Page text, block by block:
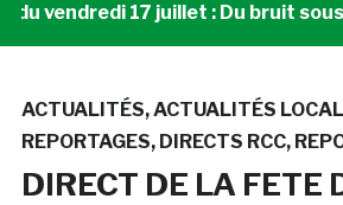
vendredi 17 juillet : Du bruit sous
ACTUALITÉS,ACTUALITÉS
REPORTAGES, DIRECTS RCC,
DIRECT DE LA FETE